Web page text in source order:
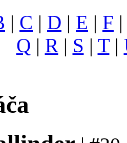
| C | D | E | F
Q | R| S | T|